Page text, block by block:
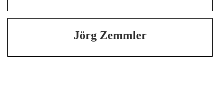
Jörg Zemmler